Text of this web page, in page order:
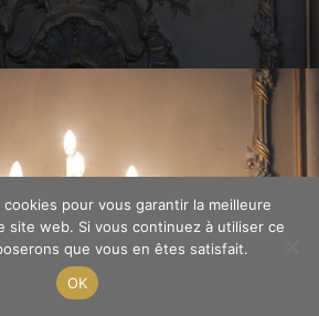
pour vous garantir la meilleure
site web. Si vous continuez à utiliser ce
que vous en êtes satisfait.
OK